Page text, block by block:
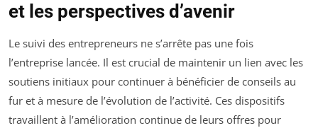
et les perspectives d’avenir
Le suivi des entrepreneurs ne s’arrête pas une fois
l’entreprise lancée. Il est crucial de maintenir un lien avec les
soutiens initiaux pour continuer à bénéficier de conseils au
fur et à mesure de l’évolution de l’activité. Ces dispositifs
travaillent à l’amélioration continue de leurs offres pour